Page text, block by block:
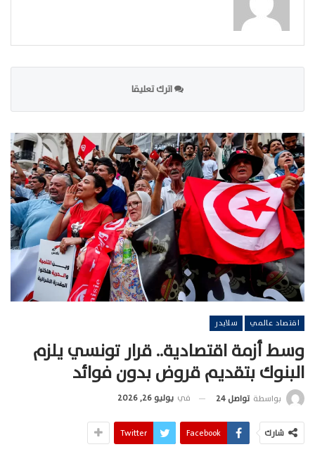
اترك تعليقا
اقتصاد عالمي سلايدر
وسط أزمة اقتصادية.. قرار تونسي يلزم
البنوك بتقديم قروض بدون فوائد
بواسطة تواصل 24 في يوليو 26, 2026
شارك Facebook
Twitter